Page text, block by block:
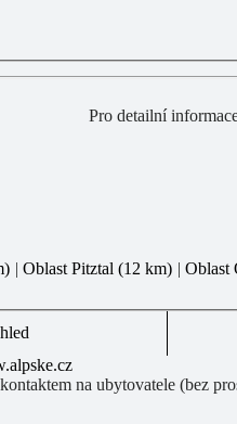
Pro detailní
| Oblast Pitztal (12 km) | Oblast
na ubytovatele (bez